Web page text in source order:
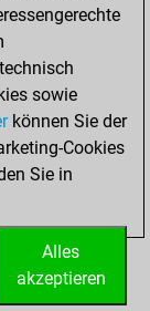
0
0
sowie
können Sie der
Cookies
Sie in
Alles
akzeptieren